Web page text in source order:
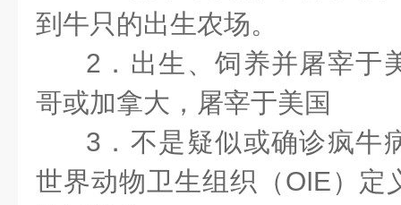
到牛只的出生农场。
2．出生、饲养并屠宰于
哥或加拿大，屠宰于美国
3．不是疑似或确诊疯牛
世界动物卫生组织（OIE）定